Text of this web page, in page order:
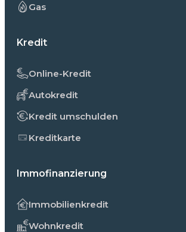
Gas
Kredit
Online-Kredit
Autokredit
Kredit umschulden
Kreditkarte
Immofinanzierung
Immobilienkredit
Wohnkredit